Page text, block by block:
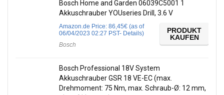
Bosch Home and Garden 06039C5001 1
Akkuschrauber YOUseries Drill, 3.6 V
Amazon.de Price: 86,45€ (as of
06/04/2023 02:27 PST- Details)
Bosch
PRODUKT
KAUFEN
Bosch Professional 18V System
Akkuschrauber GSR 18 VE-EC (max.
Drehmoment: 75 Nm, max. Schraub-Ø: 12 mm,